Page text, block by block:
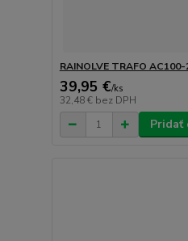
RAINOLVE TRAFO
39,95 €/ks
32,48 € bez DPH
Pridať